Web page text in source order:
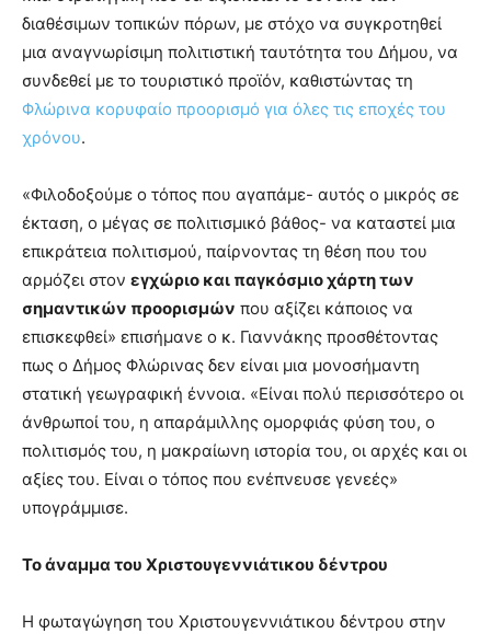
διαθέσιμων τοπικών πόρων, με στόχο να συγκροτηθεί
μια αναγνωρίσιμη πολιτιστική ταυτότητα του Δήμου, να
συνδεθεί με το τουριστικό προϊόν, καθιστώντας τη
Φλώρινα κορυφαίο προορισμό για όλες τις εποχές του
χρόνου.
«Φιλοδοξούμε ο τόπος που αγαπάμε- αυτός ο μικρός σε
έκταση, ο μέγας σε πολιτισμικό βάθος- να καταστεί μια
επικράτεια πολιτισμού, παίρνοντας τη θέση που του
αρμόζει στον εγχώριο και παγκόσμιο χάρτη των
σημαντικών προορισμών που αξίζει κάποιος να
επισκεφθεί» επισήμανε ο κ. Γιαννάκης προσθέτοντας
πως ο Δήμος Φλώρινας δεν είναι μια μονοσήμαντη
στατική γεωγραφική έννοια. «Είναι πολύ περισσότερο οι
άνθρωποί του, η απαράμιλλης ομορφιάς φύση του, ο
πολιτισμός του, η μακραίωνη ιστορία του, οι αρχές και οι
αξίες του. Είναι ο τόπος που ενέπνευσε γενεές»
υπογράμμισε.
Το άναμμα του Χριστουγεννιάτικου δέντρου
Η φωταγώγηση του Χριστουγεννιάτικου δέντρου στην